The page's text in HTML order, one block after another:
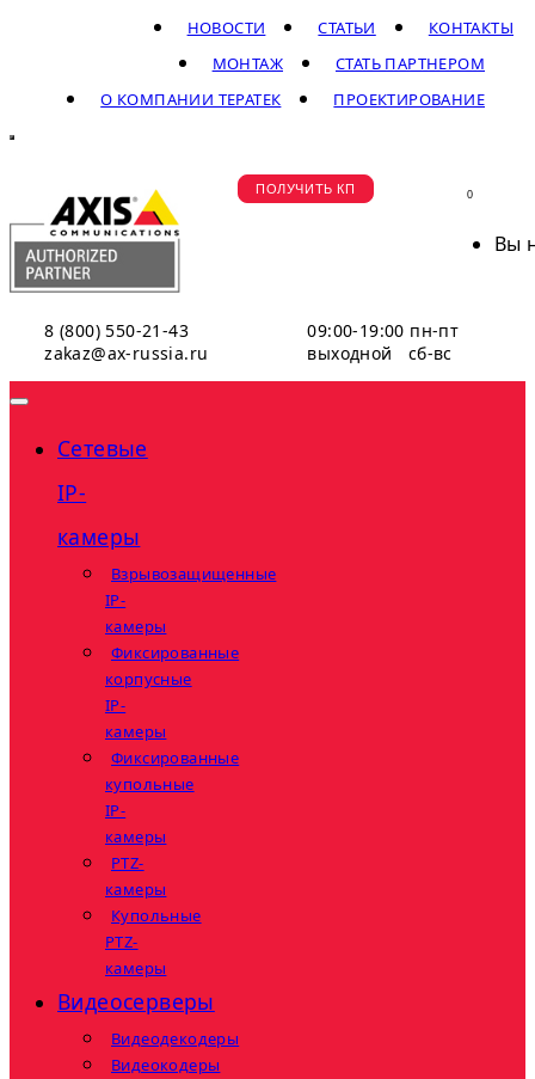
КОНТАКТЫ
СТАТЬИ
НОВОСТИ
СТАТЬ ПАРТНЕРОМ
МОНТАЖ
ПРОЕКТИРОВАНИЕ
О КОМПАНИИ ТЕРАТЕК
8 (800) 550-21-43
zakaz@ax-russia.ru
09:00-19:00 пн-пт
выходной сб-вс
ПОЛУЧИТЬ КП 0
Вы
Сетевые
IP-
камеры
Взрывозащищенные
IP-
камеры
Фиксированные
корпусные
IP-
камеры
Фиксированные
купольные
IP-
камеры
PTZ-
камеры
Купольные
PTZ-
камеры
Видеосерверы
Видеодекодеры
Видеокодеры